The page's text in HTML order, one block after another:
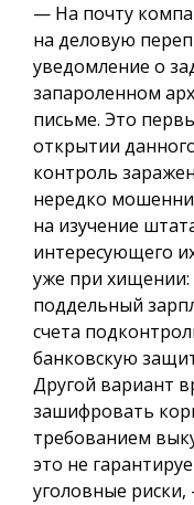
— На почту
на деловую
уведомление о
запароленном
письме. Это
открытии
контроль
нередко
на изучение
интересующего
уже при
поддельный
счета
банковскую
Другой вариант
зашифровать
требованием
это не
уголовные